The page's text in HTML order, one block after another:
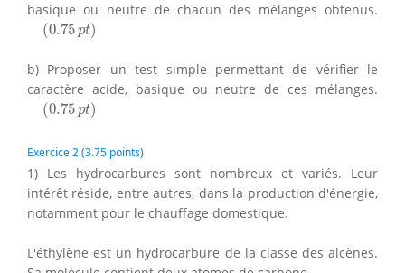
basique ou neutre de chacun des mélanges obtenus.
(0.75 pt)
0.75pt )
b) Proposer un test simple permettant de vérifier le
caractère acide, basique ou neutre de ces mélanges.
(0.75 pt)
0.75pt )
Exercice 2 (3.75 points)
1) Les hydrocarbures sont nombreux et variés. Leur
intérêt réside, entre autres, dans la production d'énergie,
notamment pour le chauffage domestique.
L'éthylène est un hydrocarbure de la classe des alcènes.